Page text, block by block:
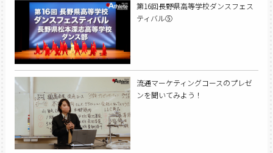
第16回長野県高等学校ダンスフェス
ティバル⑤
流通マーケティングコースのプレゼ
ンを聞いてみよう！